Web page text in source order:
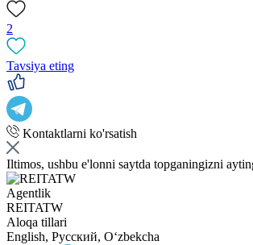
2
Tavsiya eting
Kontaktlarni ko'rsatish
Iltimos, ushbu e'lonni saytda topganingizni
Agentlik
REITATW
Aloqa tillari
English, Русский, Oʻzbekcha